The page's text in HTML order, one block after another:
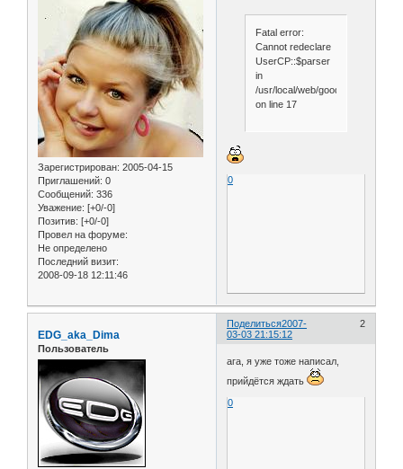
Зарегистрирован: 2005-04-15
Приглашений: 0
Сообщений: 336
Уважение: [+0/-0]
Позитив: [+0/-0]
Провел на форуме:
Не определено
Последний визит:
2008-09-18 12:11:46
Fatal error:
Cannot redeclare
UserCP::$parser
in
/usr/local/web/goodboard.ru/
on line 17
0
Поделиться 2
2007-
03-03 21:15:12
EDG_aka_Dima
Пользователь
ага, я уже тоже написал,
прийдётся ждать
0